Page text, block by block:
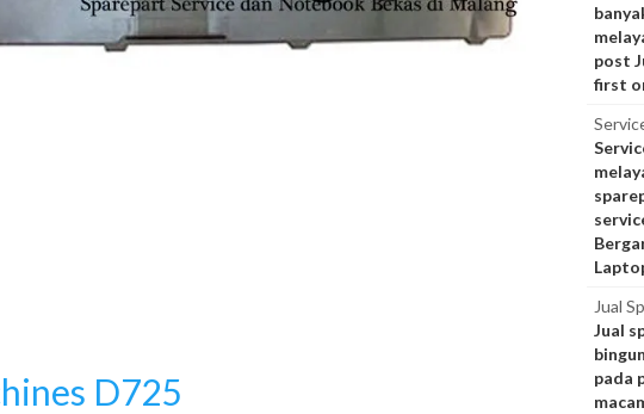
D725
post
first
Jual
Jual
pada